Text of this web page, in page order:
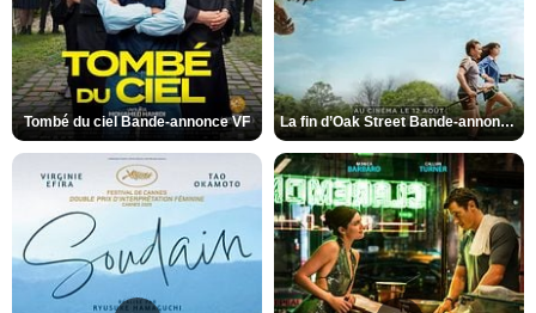
Tombé du ciel Bande-annonce VF La fin d’Oak Street Bande-annonce VO STFR